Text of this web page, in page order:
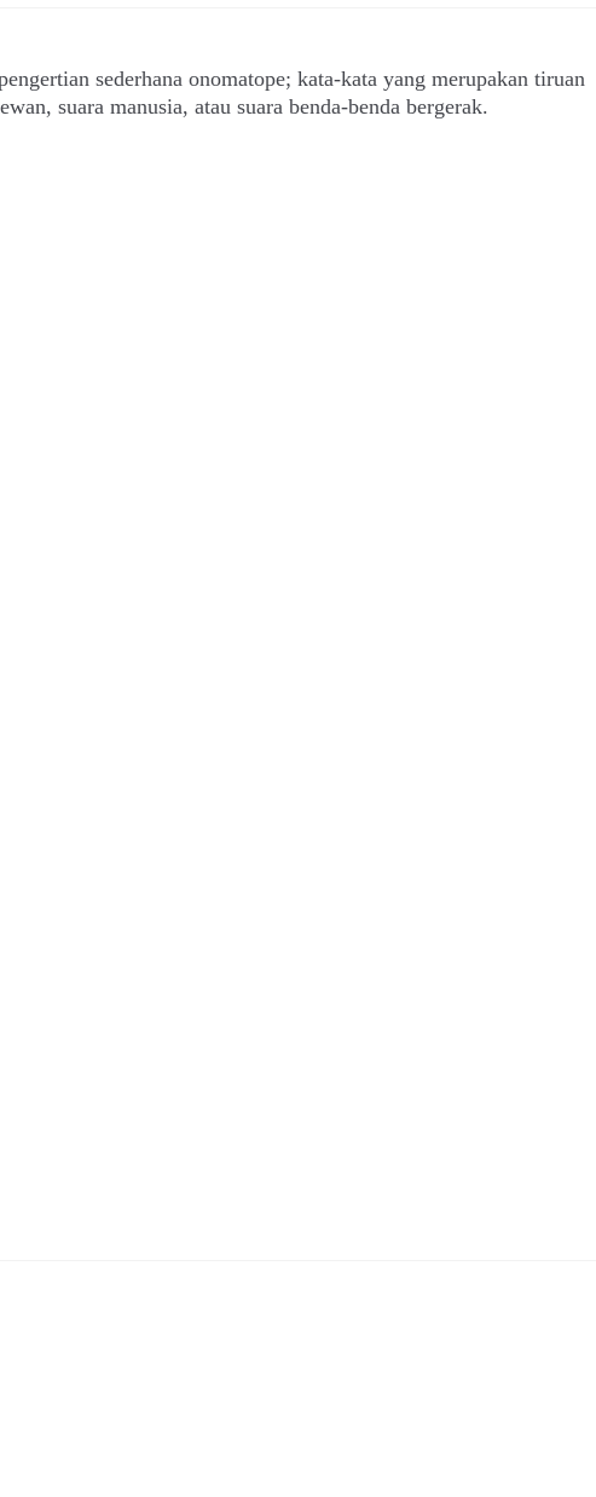
sederhana onomatope; kata-kata yang merupakan tiruan
suara manusia, atau suara benda-benda bergerak.